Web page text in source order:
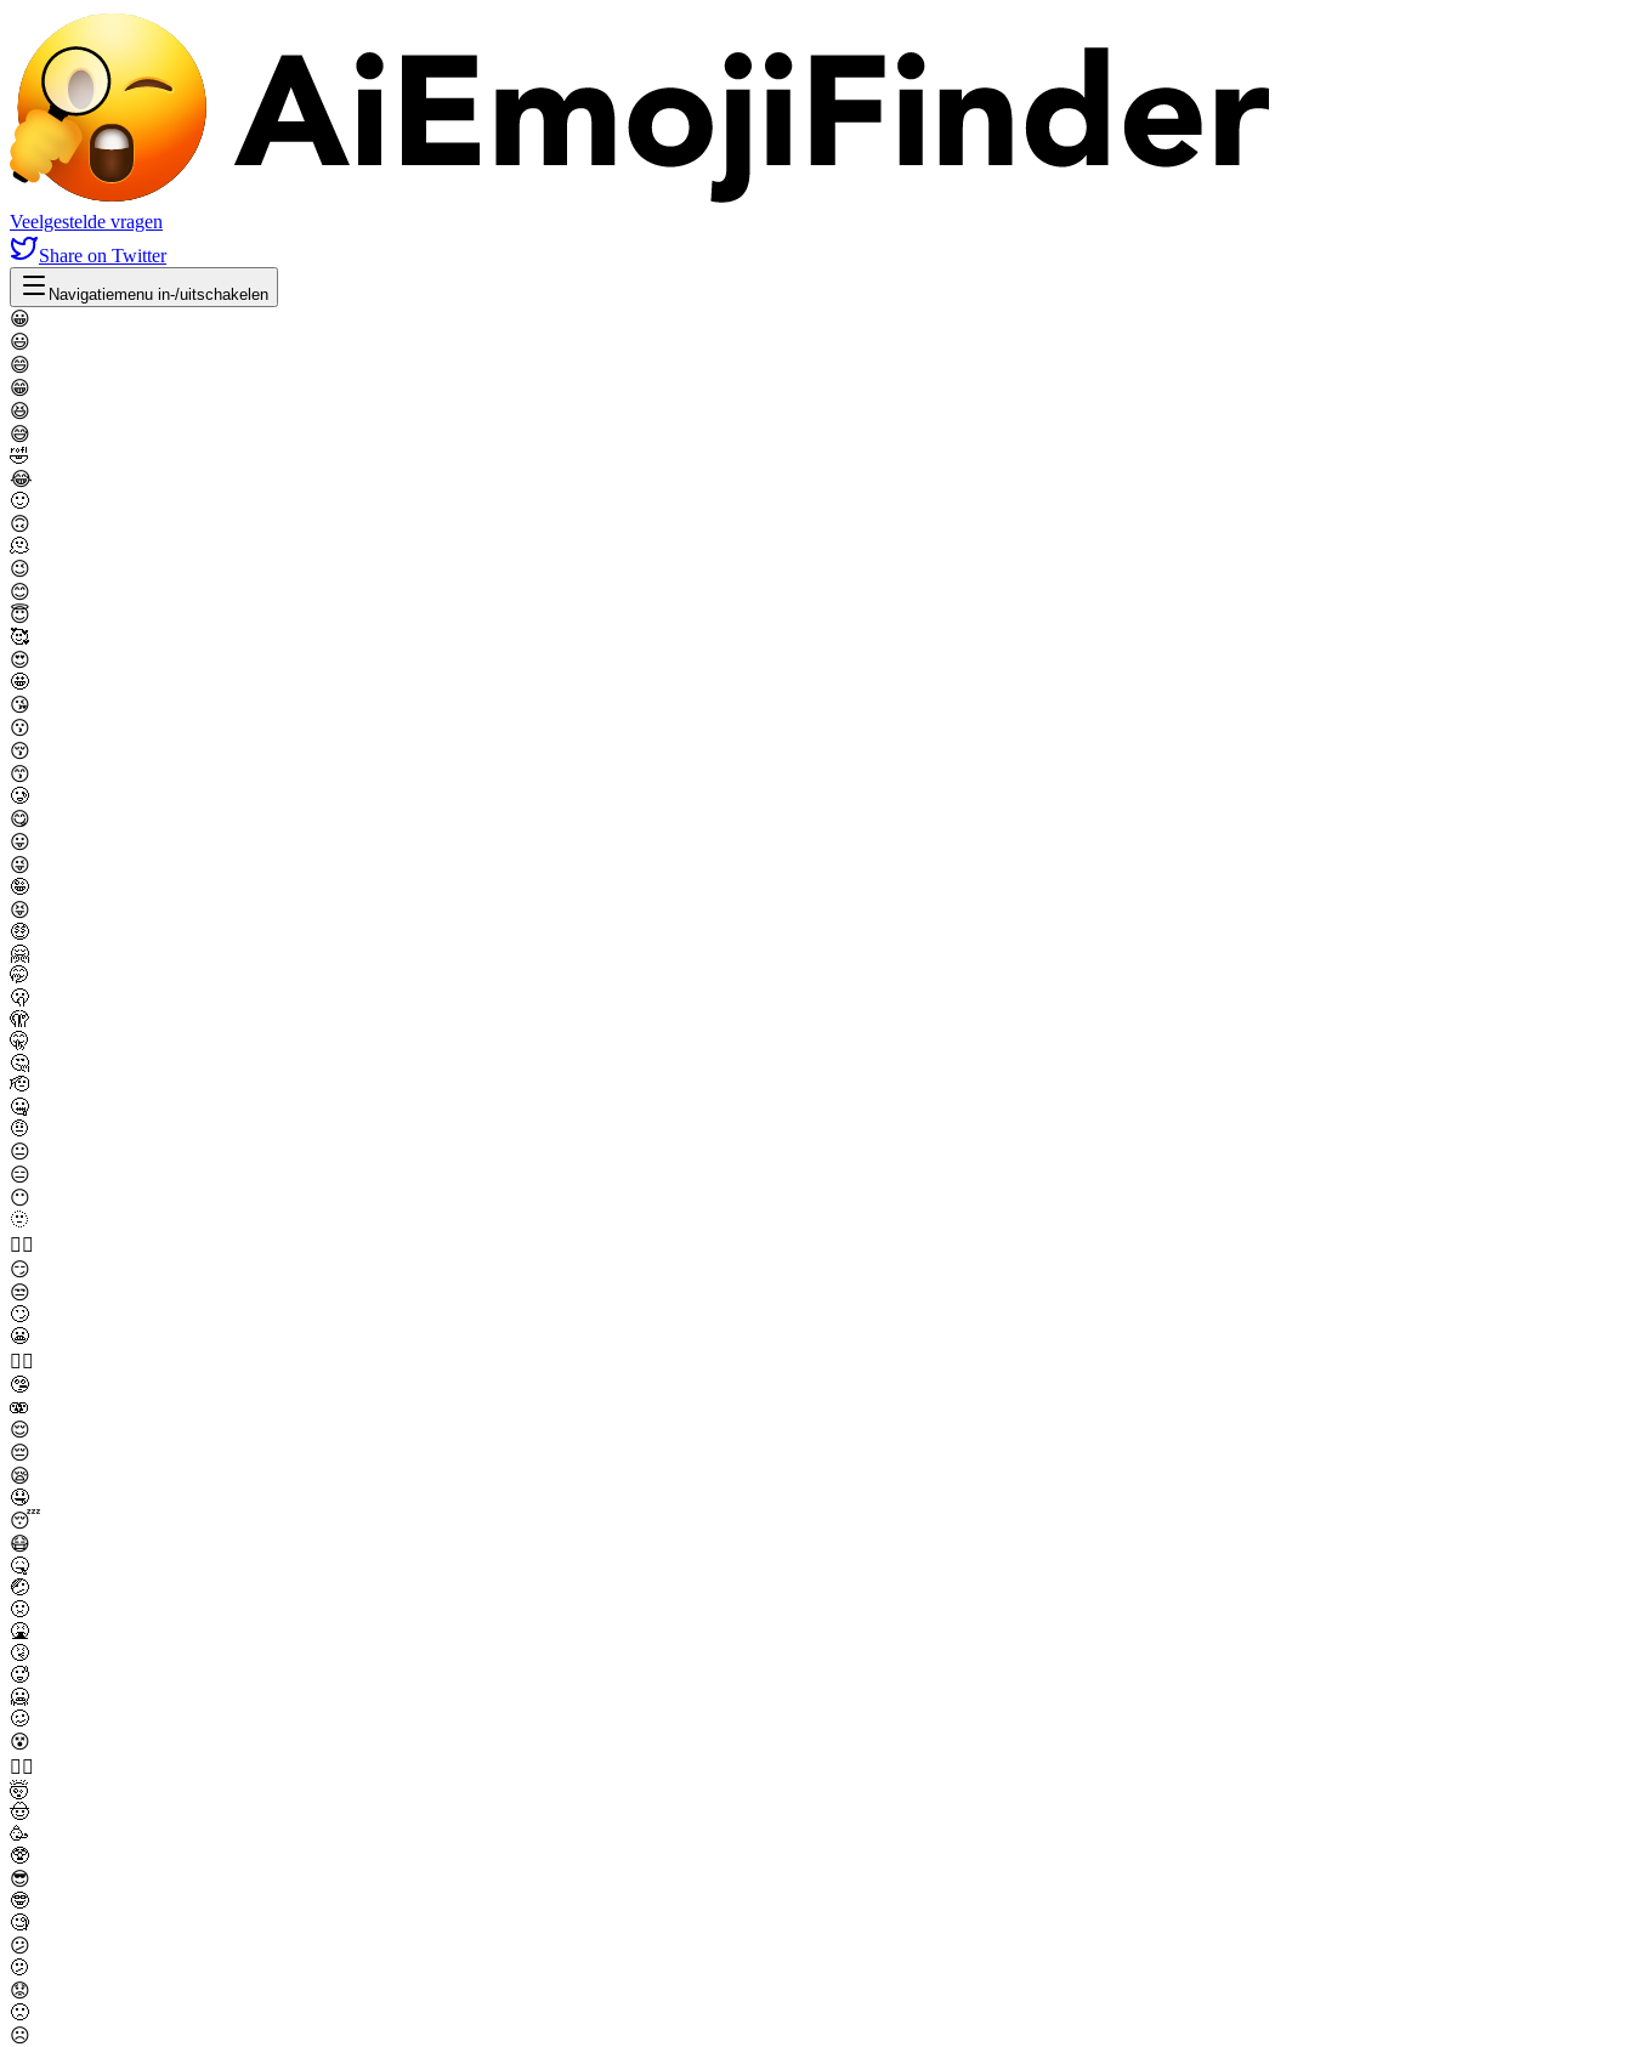
Veelgestelde vragen
Share on Twitter
Navigatiemenu in-/uitschakelen
😀
😃
😄
😁
😆
😅
🤣
😂
🙂
🙃
🫠
😉
😊
😇
🥰
😍
🤩
😘
😗
😚
😙
🥲
😋
😛
😜
🤪
😝
🤑
🤗
🤭
🫢
🫣
🤫
🤔
🫡
🤐
🤨
😐
😑
😶
🫥
😶‍🌫️
😏
😒
🙄
😬
😮‍💨
🤥
🫨
😌
😔
😪
🤤
😴
😷
🤒
🤕
🤢
🤮
🤧
🥵
🥶
🥴
😵
😵‍💫
🤯
🤠
🥳
🥸
😎
🤓
🧐
😕
🫤
😟
🙁
☹️